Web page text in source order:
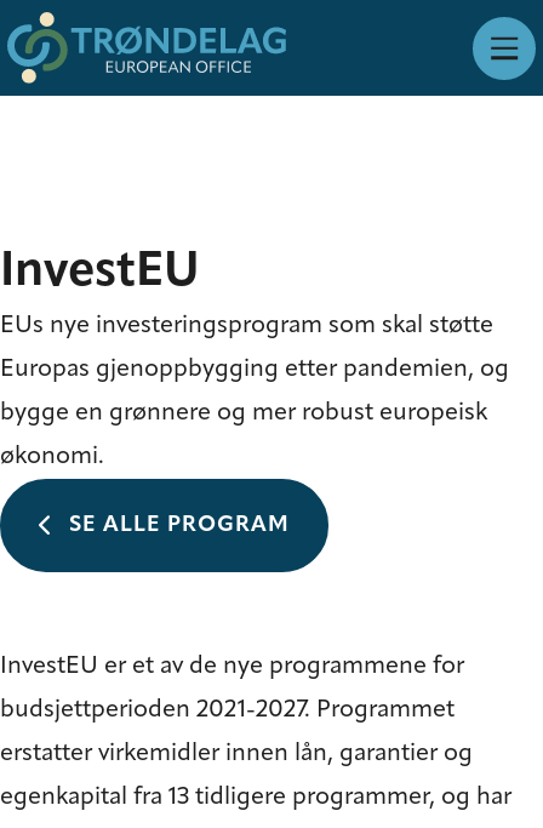
InvestEU
EUs nye investeringsprogram som skal støtte
Europas gjenoppbygging etter pandemien, og
bygge en grønnere og mer robust europeisk
økonomi.
SE ALLE PROGRAM
InvestEU er et av de nye programmene for
budsjettperioden 2021-2027. Programmet
erstatter virkemidler innen lån, garantier og
egenkapital fra 13 tidligere programmer, og har